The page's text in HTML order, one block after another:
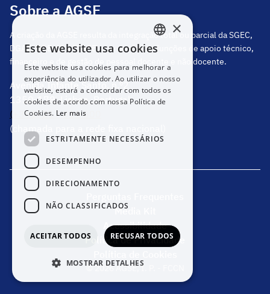
Sobre a AGSE
A criação da AGSE resulta da integração total ou parcial da SGEC,
DGAE, DGEstE e IGeFE, que centraliza funções de apoio técnico,
financeiro e de gestão de pessoal docente e não docente.
Avenida Infante Santo, n.º2
1350-178, Lisboa, Portugal
(+351) 217 811 600
(chamada para a rede fixa nacional)
Media Kit
Acessibilidade
Política de Privacidade
PORTUGUESE
ENGLISH
×
Este website usa cookies
Este website usa cookies para melhorar a
experiência do utilizador. Ao utilizar o nosso
website, estará a concordar com todos os
cookies de acordo com nossa Política de
Cookies. Ler mais
ESTRITAMENTE NECESSÁRIOS
DESEMPENHO
DIRECIONAMENTO
NÃO CLASSIFICADOS
ACEITAR TODOS RECUSAR TODOS
MOSTRAR DETALHES